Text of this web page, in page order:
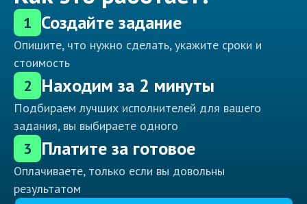
1 Создайте задание
Опишите, что нужно сделать, укажите сроки и
стоимость
2 Находим за 2 минуты
Подбираем лучших исполнителей для вашего
задания, вы выбираете одного
3 Платите за готовое
Оплачиваете, только если вы довольны
результатом